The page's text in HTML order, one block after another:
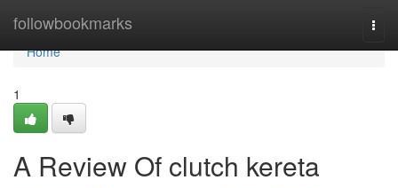
followbookmarks
Home
Home
1
A Review Of clutch kereta